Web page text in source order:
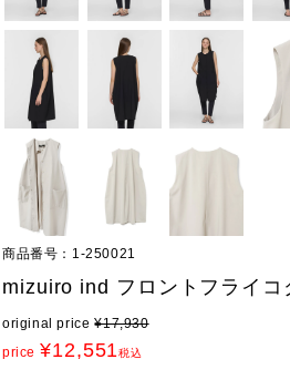
商品番号 1-250021
mizuiro ind フロントフライコ
original price ¥17,930
price ¥12,551税込